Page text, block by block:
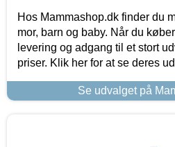
Hos Mammashop.dk finder du
mor, barn og baby. Når du
levering og adgang til et stort
priser. Klik her for at se deres
Se udvalget på